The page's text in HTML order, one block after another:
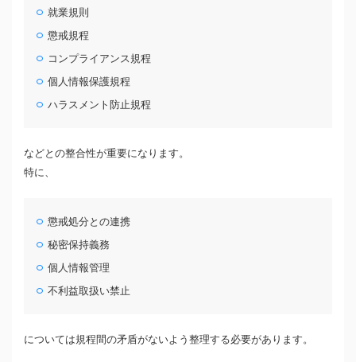
就業規則
懲戒規程
コンプライアンス規程
個人情報保護規程
ハラスメント防止規程
などとの整合性が重要になります。
特に、
懲戒処分との連携
秘密保持義務
個人情報管理
不利益取扱い禁止
については規程間の矛盾がないよう整理する必要があります。